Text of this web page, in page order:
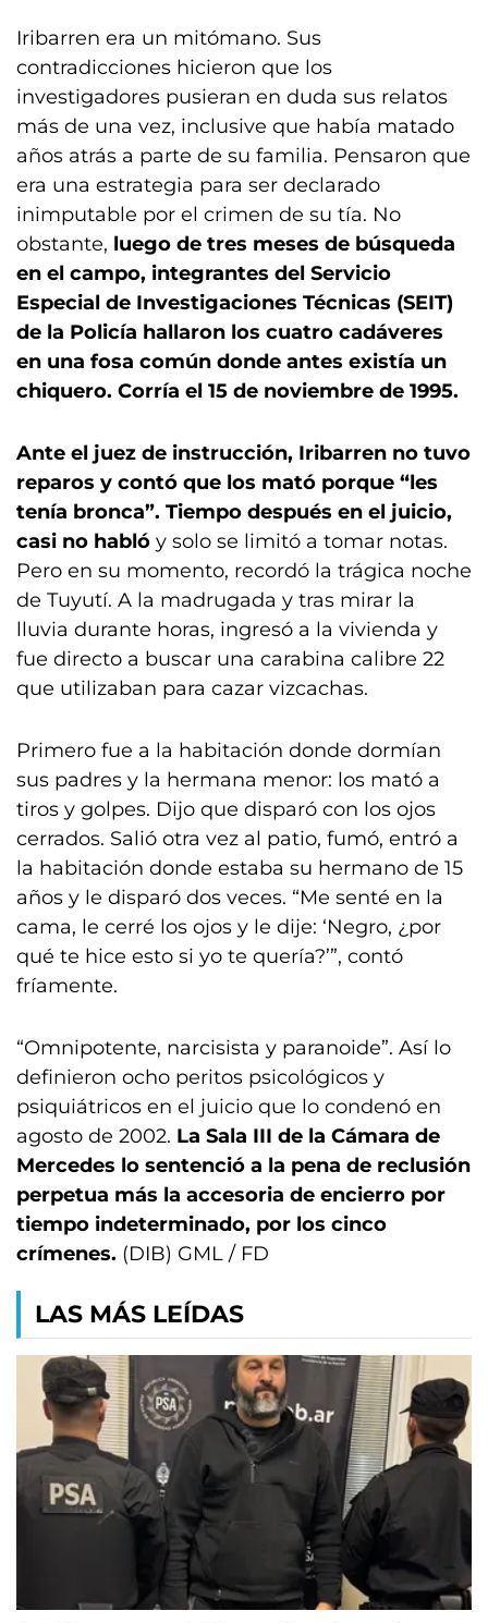
Iribarren era un mitómano. Sus
contradicciones hicieron que los
investigadores pusieran en duda sus relatos
más de una vez, inclusive que había matado
años atrás a parte de su familia. Pensaron que
era una estrategia para ser declarado
inimputable por el crimen de su tía. No
obstante, luego de tres meses de búsqueda
en el campo, integrantes del Servicio
Especial de Investigaciones Técnicas (SEIT)
de la Policía hallaron los cuatro cadáveres
en una fosa común donde antes existía un
chiquero. Corría el 15 de noviembre de 1995.
Ante el juez de instrucción, Iribarren no tuvo
reparos y contó que los mató porque “les
tenía bronca”. Tiempo después en el juicio,
casi no habló y solo se limitó a tomar notas.
Pero en su momento, recordó la trágica noche
de Tuyutí. A la madrugada y tras mirar la
lluvia durante horas, ingresó a la vivienda y
fue directo a buscar una carabina calibre 22
que utilizaban para cazar vizcachas.
Primero fue a la habitación donde dormían
sus padres y la hermana menor: los mató a
tiros y golpes. Dijo que disparó con los ojos
cerrados. Salió otra vez al patio, fumó, entró a
la habitación donde estaba su hermano de 15
años y le disparó dos veces. “Me senté en la
cama, le cerré los ojos y le dije: ‘Negro, ¿por
qué te hice esto si yo te quería?’”, contó
fríamente.
“Omnipotente, narcisista y paranoide”. Así lo
definieron ocho peritos psicológicos y
psiquiátricos en el juicio que lo condenó en
agosto de 2002. La Sala III de la Cámara de
Mercedes lo sentenció a la pena de reclusión
perpetua más la accesoria de encierro por
tiempo indeterminado, por los cinco
crímenes. (DIB) GML / FD
LAS MÁS LEÍDAS